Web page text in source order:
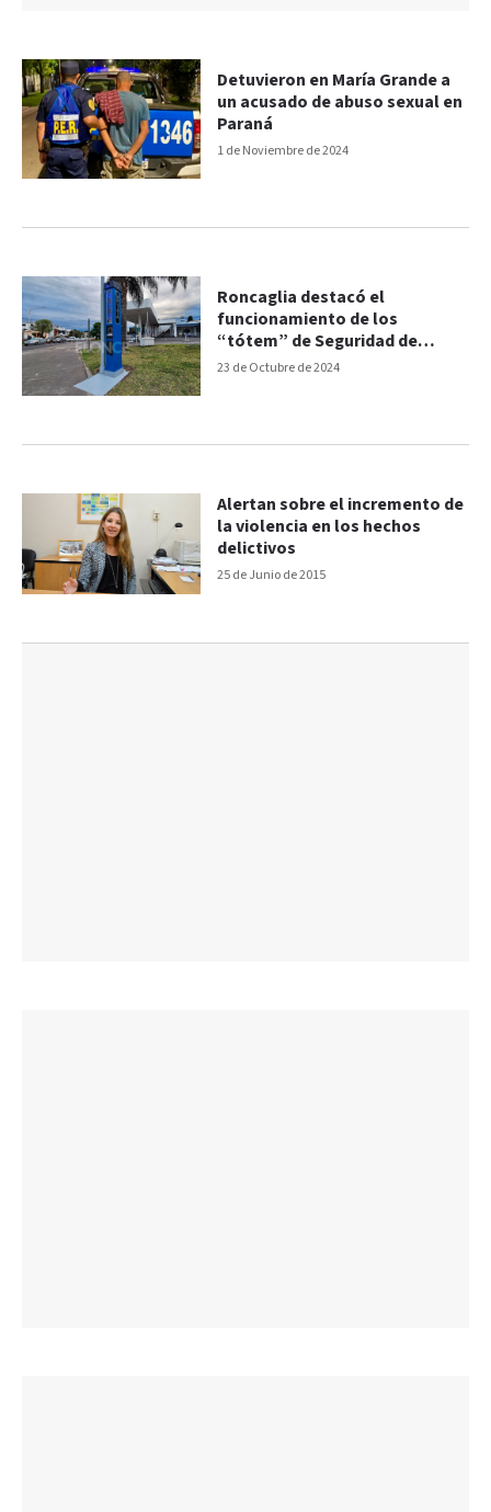
1 de Noviembre de 2024
Detuvieron en María Grande a
un acusado de abuso sexual en
Paraná
23 de Octubre de 2024
Roncaglia destacó el
funcionamiento de los
“tótem” de Seguridad de
Paraná
25 de Junio de 2015
Alertan sobre el incremento de
la violencia en los hechos
delictivos